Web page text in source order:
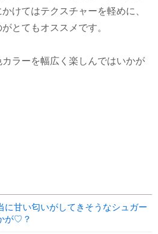
けてはテクスチャーを軽めに、
とてもオススメです。
ラーを幅広く楽しんではいかが
に甘い匂いがしてきそうなシュガー
が♡？